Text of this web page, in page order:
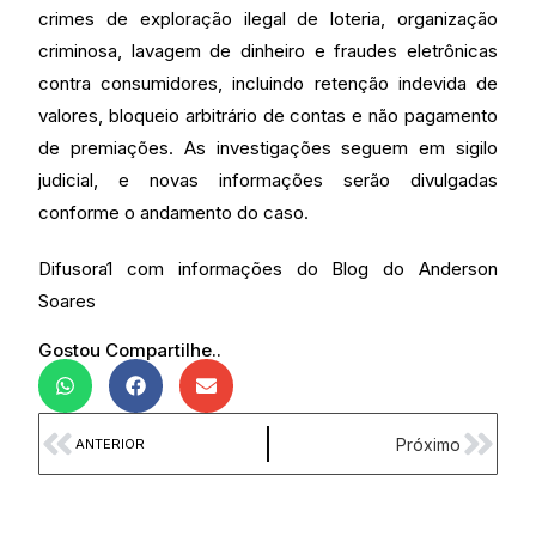
crimes de exploração ilegal de loteria, organização
criminosa, lavagem de dinheiro e fraudes eletrônicas
contra consumidores, incluindo retenção indevida de
valores, bloqueio arbitrário de contas e não pagamento
de premiações. As investigações seguem em sigilo
judicial, e novas informações serão divulgadas
conforme o andamento do caso.
Difusora1 com informações do Blog do Anderson
Soares
Gostou Compartilhe..
ANTERIOR Próximo